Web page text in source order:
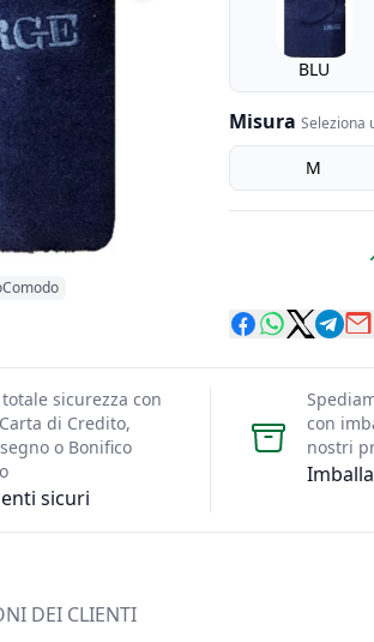
BLU
Misura Seleziona
Misura M
sicuri
sicurezza con
di Credito,
o Bonifico
con
nostri
DEI CLIENTI